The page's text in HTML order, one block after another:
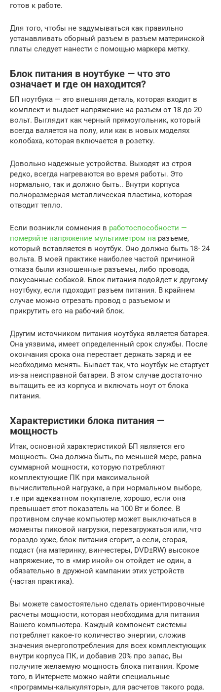
готов к работе.
Для того, чтобы не задумываться как правильно
устанавливать сборный разъем в разъем материнской
платы следует нанести с помощью маркера метку.
Блок питания в ноутбуке — что это
означает и где он находится?
БП ноутбука — это внешняя деталь, которая входит в
комплект и выдает напряжение на разъем от 18 до 20
вольт. Выглядит как черный прямоугольник, который
всегда валяется на полу, или как в новых моделях
колобаха, которая включается в розетку.
Довольно надежные устройства. Выходят из строя
редко, всегда нагреваются во время работы. Это
нормально, так и должно быть.. Внутри корпуса
полноразмерная металлическая пластина, которая
отводит тепло.
Если возникли сомнения в работоспособности —
померяйте напряжение мультиметром на разъеме,
который вставляется в ноутбук. Оно должно быть 18- 24
вольта. В моей практике наиболее частой причиной
отказа были изношенные разъемы, либо провода,
покусанные собакой. Блок питания подойдет к другому
ноутбуку, если пдоходит разъем питания. В крайнем
случае можно отрезать провод с разъемом и
прикрутить его на рабочий блок.
Другим источником питания ноутбука является батарея.
Она уязвима, имеет определенный срок службы. После
окончания срока она перестает держать заряд и ее
необходимо менять. Бывает так, что ноутбук не стартует
из-за неисправной батареи. В этом случае достаточно
вытащить ее из корпуса и включать ноут от блока
питания.
Характеристики блока питания —
мощность
Итак, основной характеристикой БП является его
мощность. Она должна быть, по меньшей мере, равна
суммарной мощности, которую потребляют
комплектующие ПК при максимальной
вычислительной нагрузке, а при нормальном выборе,
т.е при адекватном покупателе, хорошо, если она
превышает этот показатель на 100 Вт и более. В
противном случае компьютер может выключаться в
моменты пиковой нагрузки, перезагружаться или, что
гораздо хуже, блок питания сгорит, а если, сгорая,
подаст (на материнку, винчестеры, DVD±RW) высокое
напряжение, то в «мир иной» он отойдет не один, а
обязательно в дружной кампании этих устройств
(частая практика).
Вы можете самостоятельно сделать ориентировочные
расчеты мощности, которая необходима для питания
Вашего компьютера. Каждый компонент системы
потребляет какое-то количество энергии, сложив
значения энергопотребления для всех комплектующих
внутри корпуса ПК, и добавив 20% про запас, Вы
получите желаемую мощность блока питания. Кроме
того, в Интернете можно найти специальные
«программы-калькуляторы», для расчетов такого рода.